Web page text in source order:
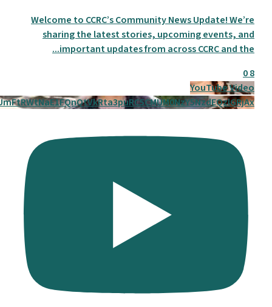
Welcome to CCRC’s Community News Update! We’re
sharing the latest stories, upcoming events, and
important updates from across CCRC and the
...
8
0
YouTube Video